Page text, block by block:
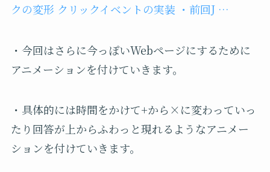
クの変形 クリックイベントの実装 ・前回J …
・今回はさらに今っぽいWebページにするために
アニメーションを付けていきます。
・具体的には時間をかけて+から×に変わっていっ
たり回答が上からふわっと現れるようなアニメー
ションを付けていきます。